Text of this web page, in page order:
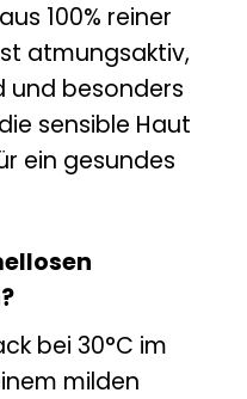
100% reiner
atmungsaktiv,
und besonders
sensible Haut
ein gesundes
bei 30°C im
milden